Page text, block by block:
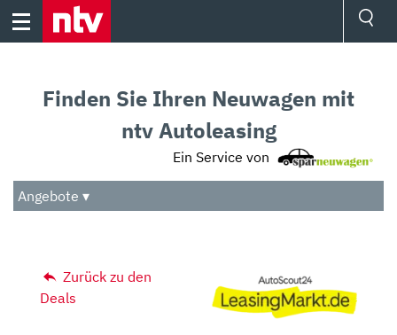
Skip
Audio
Das Beste
Finden Sie Ihren Neuwagen mit
ntv Autoleasing
Ein Service von
Angebote ▾
Zurück zu den
Deals